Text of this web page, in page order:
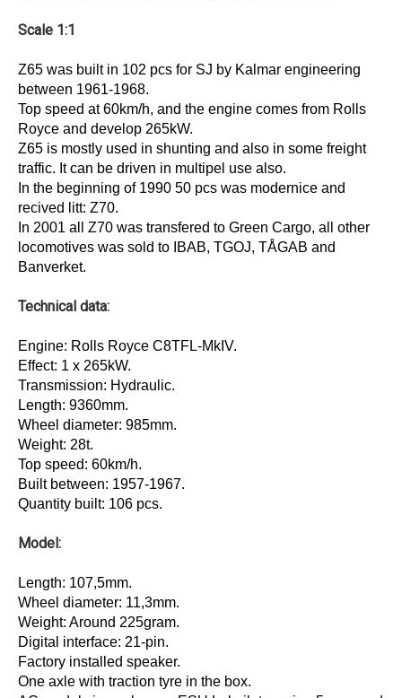
Scale 1:1
Z65 was built in 102 pcs for SJ by Kalmar engineering
between 1961-1968.
Top speed at 60km/h, and the engine comes from Rolls
Royce and develop 265kW.
Z65 is mostly used in shunting and also in some freight
traffic. It can be driven in multipel use also.
In the beginning of 1990 50 pcs was modernice and
recived litt: Z70.
In 2001 all Z70 was transfered to Green Cargo, all other
locomotives was sold to IBAB, TGOJ, TÅGAB and
Banverket.
Technical data:
Engine: Rolls Royce C8TFL-MkIV.
Effect: 1 x 265kW.
Transmission: Hydraulic.
Length: 9360mm.
Wheel diameter: 985mm.
Weight: 28t.
Top speed: 60km/h.
Built between: 1957-1967.
Quantity built: 106 pcs.
Model:
Length: 107,5mm.
Wheel diameter: 11,3mm.
Weight: Around 225gram.
Digital interface: 21-pin.
Factory installed speaker.
One axle with traction tyre in the box.